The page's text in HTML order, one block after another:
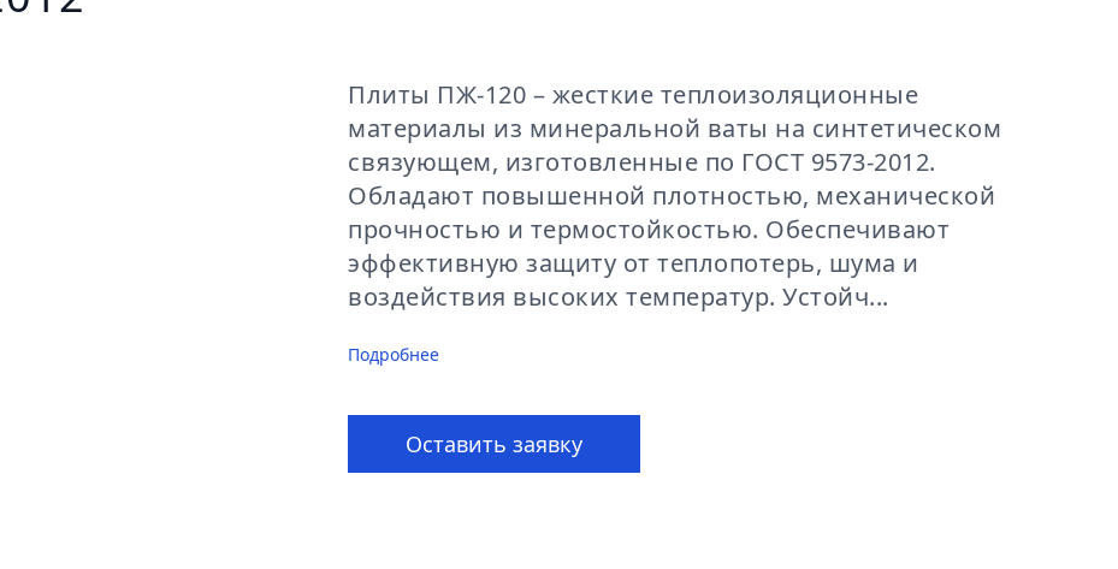
Плиты ПЖ-120 – жесткие теплоизоляционные
материалы из минеральной ваты на синтетическом
связующем, изготовленные по ГОСТ 9573-2012.
Обладают повышенной плотностью, механической
прочностью и термостойкостью. Обеспечивают
эффективную защиту от теплопотерь, шума и
воздействия высоких температур. Устойч...
Подробнее
Оставить заявку